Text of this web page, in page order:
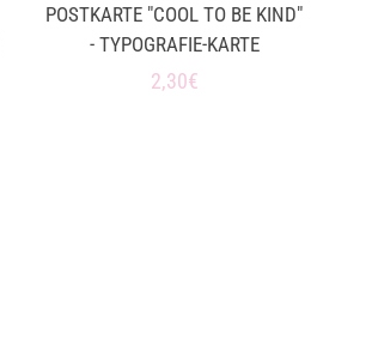
POSTKARTE "COOL TO BE KIND"
- TYPOGRAFIE-KARTE
Normaler
2,30€